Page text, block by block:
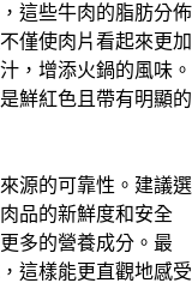
這些牛肉的脂肪分佈
僅使肉片看起來更加
，增添火鍋的風味。
鮮紅色且帶有明顯的
源的可靠性。建議選
品的新鮮度和安全
多的營養成分。最
這樣能更直觀地感受